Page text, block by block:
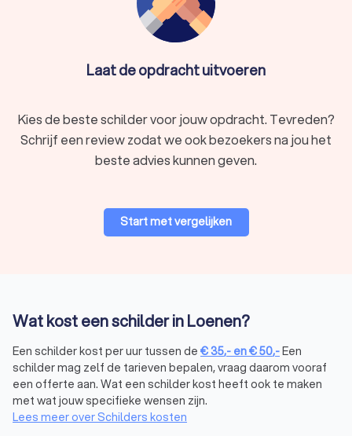
Laat de opdracht uitvoeren
Kies de beste schilder voor jouw opdracht. Tevreden?
Schrijf een review zodat we ook bezoekers na jou het
beste advies kunnen geven.
Start met vergelijken
Wat kost een schilder in Loenen?
Een schilder kost per uur tussen de €35,- en€50,-Een
schilder mag zelf de tarieven bepalen, vraag daarom vooraf
een offerte aan. Wat een schilder kost heeft ook te maken
met wat jouw specifieke wensen zijn.
Lees meer over Schilders kosten